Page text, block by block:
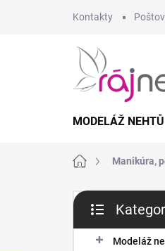
Kontakty
MODELÁŽ NEHTŮ
Domů Manikúra,
P
s
kategorie
Modeláž